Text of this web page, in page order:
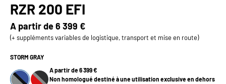
RZR 200 EFI
A partir de6 399 €
(+ suppléments variables de logistique, transport et mise en route)
STORM GRAY
A partir de 6 399 €
Non homologué destiné à une utilisation exclusive en dehors